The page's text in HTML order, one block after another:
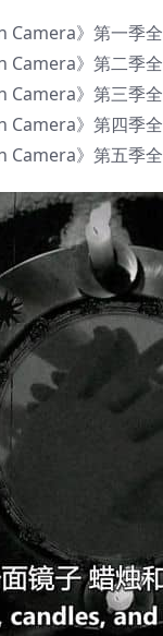
》第一季
》第二季
》第三季
》第四季
》第五季